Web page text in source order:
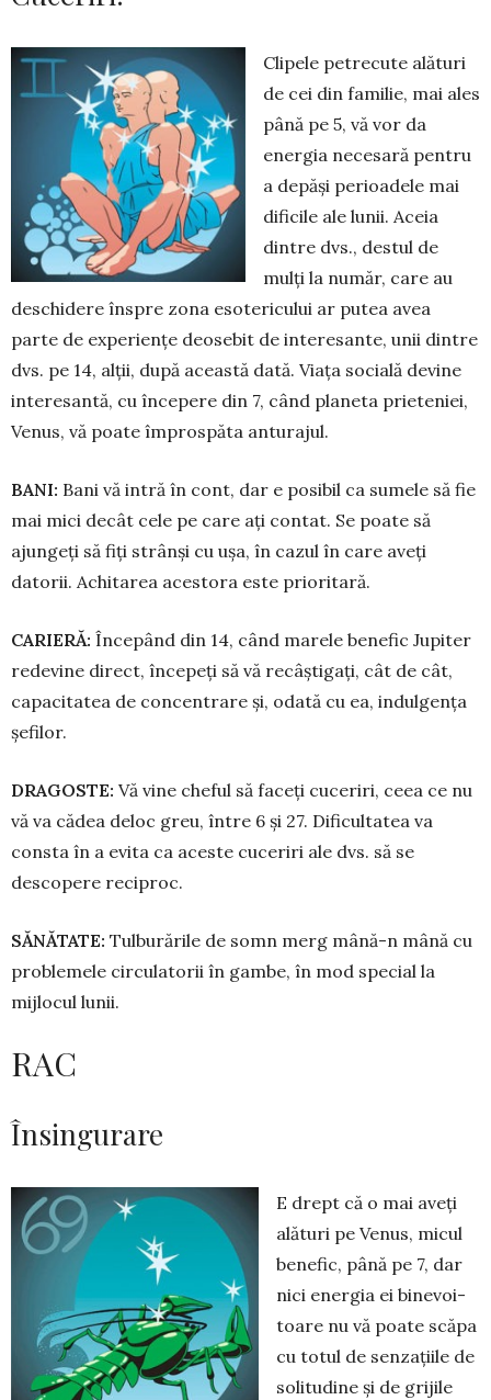
Clipele petrecute alături
de cei din familie, mai ales
până pe 5, vă vor da
energia necesară pentru
a depăși perioadele mai
dificile ale lunii. Aceia
dintre dvs., destul de
mulți la număr, care au
des­chidere înspre zona esoteri­cu­lui ar putea avea
parte de ex­periențe deosebit de in­te­re­san­te, unii dintre
dvs. pe 14, alții, du­pă această dată. Viața socială de­vi­ne
interesantă, cu începere din 7, când planeta prieteniei,
Ve­nus, vă poate împrospăta anturajul.
BANI: Bani vă intră în cont, dar e posibil ca sumele să fie
mai mici decât cele pe care ați con­tat. Se poate să
ajungeți să fiți strânși cu ușa, în cazul în care aveți
datorii. Achitarea acestora este prioritară.
CARIERĂ: Începând din 14, când marele benefic Jupiter
re­devine direct, începeţi să vă recâş­tigaţi, cât de cât,
capa­ci­tatea de con­cen­trare şi, odată cu ea, in­dul­genţa
şefilor.
DRAGOSTE: Vă vine cheful să fa­ceți cuceriri, ceea ce nu
vă va cădea deloc greu, între 6 și 27. Dificultatea va
consta în a evita ca aceste cuceriri ale dvs. să se
descopere re­ciproc.
SĂNĂTATE: Tulburările de somn merg mână-n mână cu
problemele circulatorii în gambe, în mod special la
mijlocul lunii.
RAC
Însingurare
E drept că o mai aveți
alături pe Venus, micul
benefic, pâ­nă pe 7, dar
nici energia ei bine­voi­
toare nu vă poate scăpa
cu totul de sen­zațiile de
solitudine și de grijile